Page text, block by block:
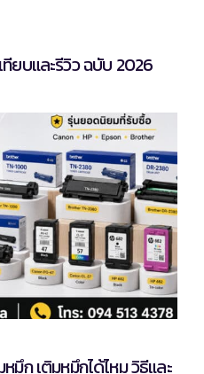
ยบและรีวิว ฉบับ 2026
มึก เติมหมึกได้ไหม วิธีและ